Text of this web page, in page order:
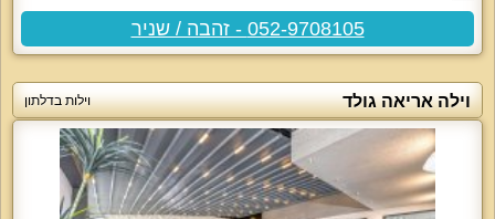
052-9708105 - זהבה / שניר
וילה אריאה גולד וילות בדלתון